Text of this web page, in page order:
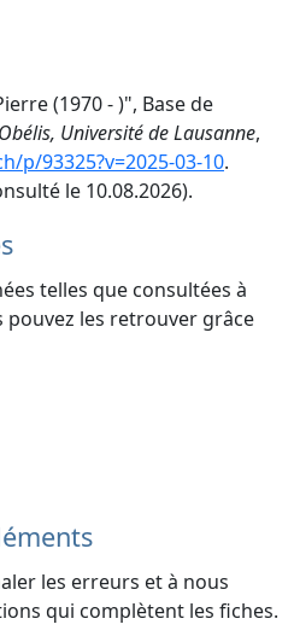
(1970 - )", Base de
Obélis, Université de Lausanne,
p/93325?v=2025-03-10.
le 10.08.2026).
telles que consultées à
les retrouver grâce
les erreurs et à nous
qui complètent les fiches.